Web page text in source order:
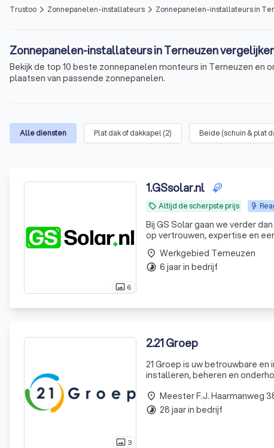
Trustoo arrow_forward_ios Zonnepanelen-installateurs arrow_forward_ios Zonnepanelen-installateurs in
Zonnepanelen-installateurs in Terneuzen
Bekijk de top 10 beste zonnepanelen monteurs in Terneuzen en
plaatsen van passende zonnepanelen.
Alle diensten Plat dak of dakkapel(2) Beide (schuin & plat
photo_size_select_actual 6
1.GSsolar.nl
local_offer Altijd de scherpste prijs
Bij GS Solar gaan we verder
op vertrouwen, expertise en
toekomstige generaties. Doe
vandaag nog!
place Werkgebied Terneuzen
timelapse 6 jaar in bedrijf
photo_size_select_actual 3
2.21 Groep
21 Groep is uw betrouwbare
installeren, beheren en
place Meester F.J. Haarmanweg
timelapse 28 jaar in bedrijf